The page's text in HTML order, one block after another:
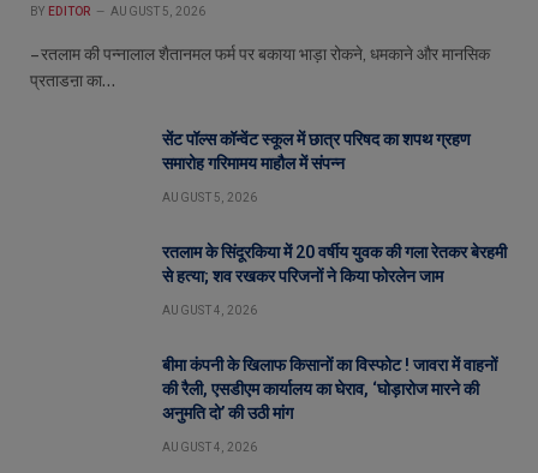
BY EDITOR AUGUST 5, 2026
– रतलाम की पन्नालाल शैतानमल फर्म पर बकाया भाड़ा रोकने, धमकाने और मानसिक
प्रताडऩा का…
सेंट पॉल्स कॉन्वेंट स्कूल में छात्र परिषद का शपथ ग्रहण
समारोह गरिमामय माहौल में संपन्न
AUGUST 5, 2026
रतलाम के सिंदूरकिया में 20 वर्षीय युवक की गला रेतकर बेरहमी
से हत्या; शव रखकर परिजनों ने किया फोरलेन जाम
AUGUST 4, 2026
बीमा कंपनी के खिलाफ किसानों का विस्फोट ! जावरा में वाहनों
की रैली, एसडीएम कार्यालय का घेराव, ‘घोड़ारोज मारने की
अनुमति दो’ की उठी मांग
AUGUST 4, 2026